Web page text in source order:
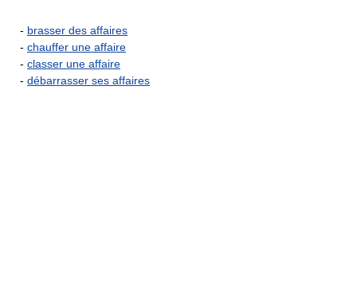
- brasser des affaires
- chauffer une affaire
- classer une affaire
- débarrasser ses affaires